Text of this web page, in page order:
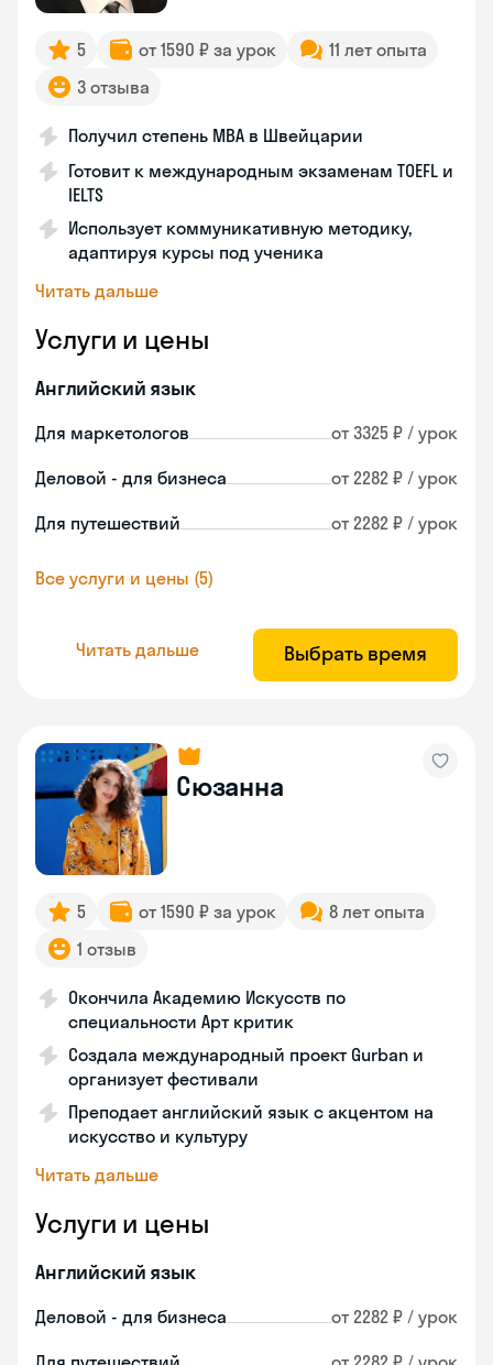
5 от 1590 ₽ за урок
11 лет опыта
3 отзыва
Получил степень MBA в Швейцарии
Готовит к международным экзаменам TOEFL и
IELTS
Использует коммуникативную методику,
адаптируя курсы под ученика
Читать дальше
Услуги и цены
Английский язык
Для маркетологов от 3325 ₽ / урок
Деловой - для бизнеса от 2282 ₽ / урок
Для путешествий от 2282 ₽ / урок
Все услуги и цены (5)
Читать дальше Выбрать время
Сюзанна
5 от 1590 ₽ за урок
8 лет опыта
1 отзыв
Окончила Академию Искусств по
специальности Арт критик
Создала международный проект Gurban и
организует фестивали
Преподает английский язык с акцентом на
искусство и культуру
Читать дальше
Услуги и цены
Английский язык
Деловой - для бизнеса от 2282 ₽ / урок